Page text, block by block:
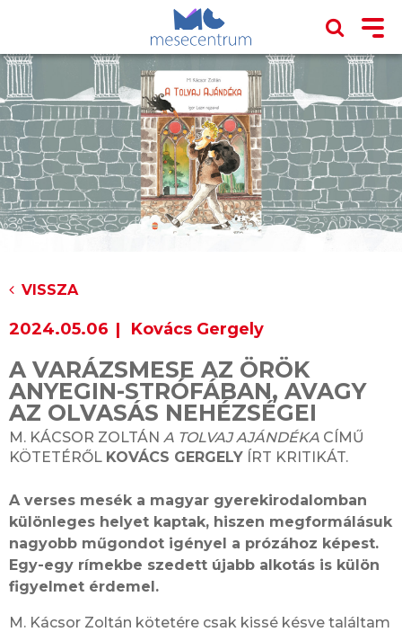
VISSZA
2024.05.06 Kovács Gergely
A VARÁZSMESE AZ ÖRÖK
ANYEGIN-STRÓFÁBAN, AVAGY
AZ OLVASÁS NEHÉZSÉGEI
M. KÁCSOR ZOLTÁN A TOLVAJ AJÁNDÉKA CÍMŰ
KÖTETÉRŐL KOVÁCS GERGELY ÍRT KRITIKÁT.
A verses mesék a magyar gyerekirodalomban
különleges helyet kaptak, hiszen megformálásuk
nagyobb műgondot igényel a prózához képest.
Egy-egy rímekbe szedett újabb alkotás is külön
figyelmet érdemel.
M. Kácsor Zoltán kötetére csak kissé késve találtam